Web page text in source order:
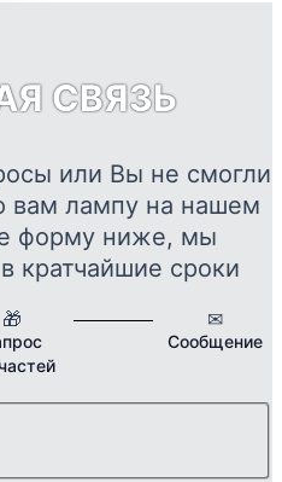
товара.
СВЯЗЬ
или Вы не смогли
вам лампу на нашем
форму ниже, мы
кратчайшие сроки
🎁 ✉
Сообщение